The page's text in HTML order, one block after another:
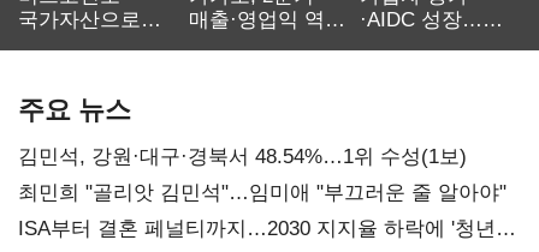
국가자산으로…'
매출·영업익 역대
·AIDC 성장…
주요 뉴스
김민석, 강원·대구·경북서 48.54%…1위 수성(1보)
최민희 "골리앗 김민석"…임미애 "부끄러운 줄 알아야"
ISA부터 결혼 페널티까지…2030 지지율 하락에 '청년